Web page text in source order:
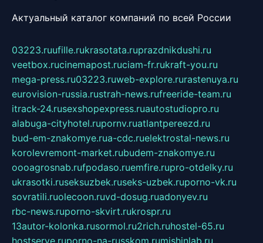
Актуальный каталог компаний по всей России
03223.ruufille.rukrasotata.ruprazdnikdushi.ru
veetbox.rucinemapost.ruciam-fr.rukraft-you.ru
mega-press.ru03223.ruweb-explore.rurastenuya.ru
eurovision-russia.rustrah-news.rufreeride-team.ru
itrack-24.rusexshopexpress.ruautostudiopro.ru
alabuga-cityhotel.rupornv.ruatlantpereezd.ru
bud-em-znakomye.rua-cdc.ruelektrostal-news.ru
korolevremont-market.rubudem-znakomye.ru
oooagrosnab.rufpodaso.ruemfire.rupro-otdelky.ru
ukrasotki.ruseksuzbek.ruseks-uzbek.ruporno-vk.ru
sovratili.ruolecoon.ruvd-dosug.ruadonyev.ru
rbc-news.ruporno-skvirt.rukrospr.ru
13autor-kolonka.rusormol.ru2rich.ruhostel-65.ru
hostserve.ruporno-na-russkom.rumishinlab.ru